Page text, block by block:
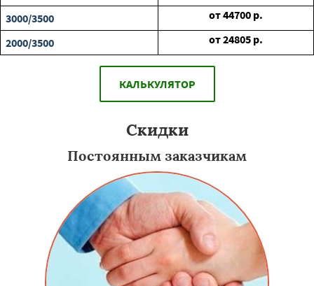
3000/3500
от44700 р.
2000/3500
от24805 р.
КАЛЬКУЛЯТОР
Скидки
Постоянным заказчикам